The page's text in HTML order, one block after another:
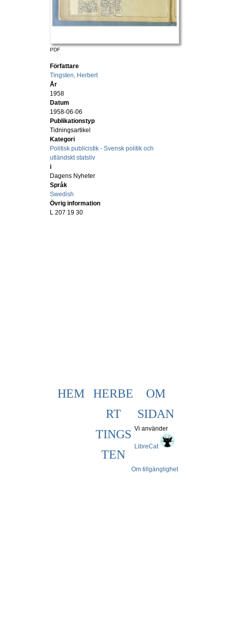
PDF
Författare
Tingsten, Herbert
År
1958
Datum
1958-06-06
Publikationstyp
Tidningsartikel
Kategori
Politisk publicistik - Svensk politik och
utländskt statsliv
i
Dagens Nyheter
Språk
Swedish
Övrig information
L 207 19 30
HEM
HERBE
RT
TINGS
TEN
OM
SIDAN
Om tillgänglighet
Vi använder
LibreCat